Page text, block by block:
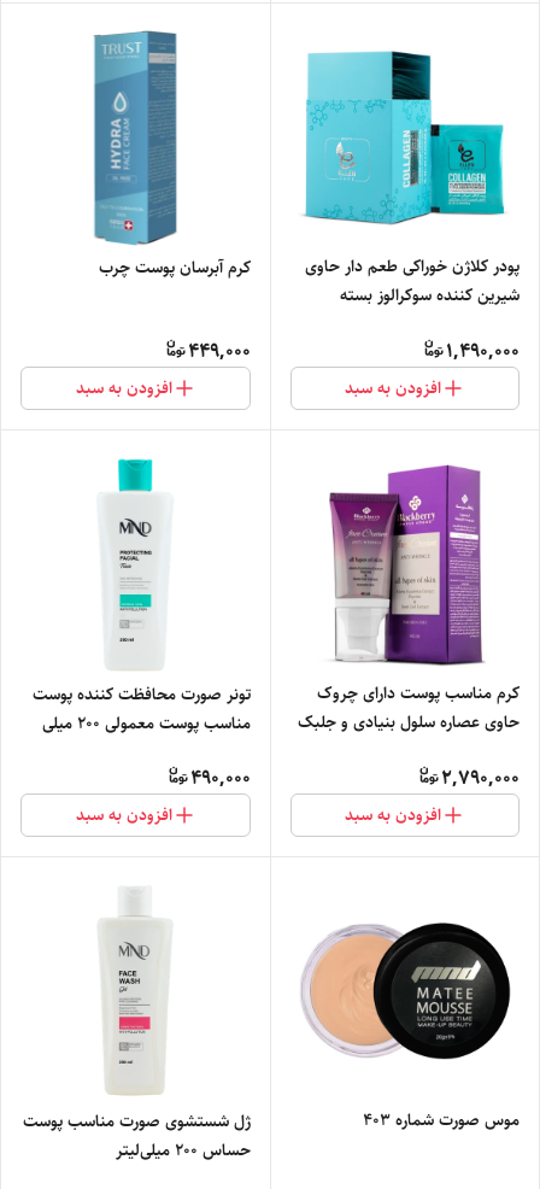
پودر کلاژن خوراکی طعم دار حاوی
شیرین کننده سوکرالوز بسته
1,490,000
افزودن به سبد
کرم آبرسان پوست چرب
449,000
افزودن به سبد
کرم مناسب پوست دارای چروک
حاوی عصاره سلول بنیادی و جلبک
2,790,000
افزودن به سبد
تونر صورت محافظت کننده پوست
مناسب پوست معمولی 200 میلی
490,000
افزودن به سبد
موس صورت شماره 403
ژل شستشوی صورت مناسب پوست
حساس 200 میلی‌لیتر